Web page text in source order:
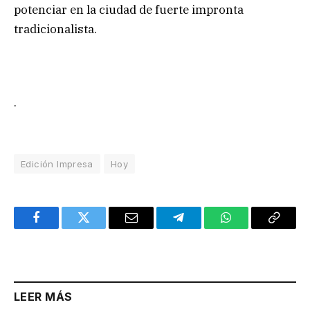
potenciar en la ciudad de fuerte impronta
tradicionalista.
.
Edición Impresa Hoy
FacebookTwitter Email TelegramWhatsAppCopy
LEER MÁS